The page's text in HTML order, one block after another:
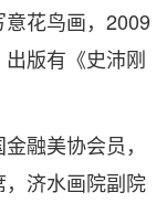
花鸟画，2009
版有《史沛刚
融美协会员，
济水画院副院